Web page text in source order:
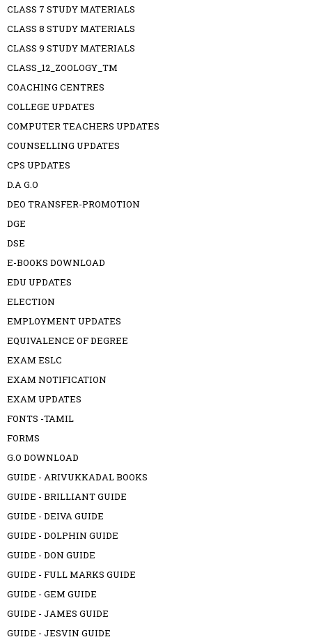
CLASS 7 STUDY MATERIALS
CLASS 8 STUDY MATERIALS
CLASS 9 STUDY MATERIALS
CLASS_12_ZOOLOGY_TM
COACHING CENTRES
COLLEGE UPDATES
COMPUTER TEACHERS UPDATES
COUNSELLING UPDATES
CPS UPDATES
D.A G.O
DEO TRANSFER-PROMOTION
DGE
DSE
E-BOOKS DOWNLOAD
EDU UPDATES
ELECTION
EMPLOYMENT UPDATES
EQUIVALENCE OF DEGREE
EXAM ESLC
EXAM NOTIFICATION
EXAM UPDATES
FONTS -TAMIL
FORMS
G.O DOWNLOAD
GUIDE - ARIVUKKADAL BOOKS
GUIDE - BRILLIANT GUIDE
GUIDE - DEIVA GUIDE
GUIDE - DOLPHIN GUIDE
GUIDE - DON GUIDE
GUIDE - FULL MARKS GUIDE
GUIDE - GEM GUIDE
GUIDE - JAMES GUIDE
GUIDE - JESVIN GUIDE